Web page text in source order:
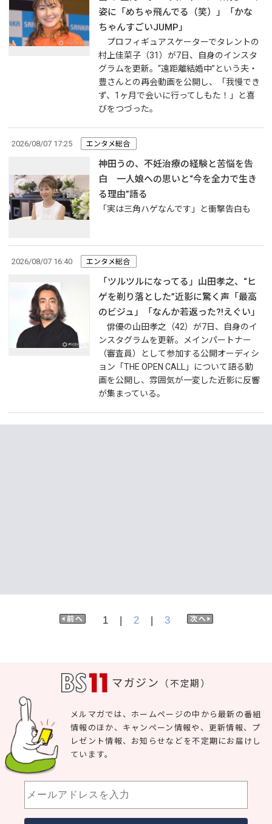
姿に「めちゃ飛んでる（笑）」「かな
ちゃんすごいJUMP」
プロフィギュアスケーターでタレントの
村上佳菜子（31）が7日、自身のインスタ
グラムを更新。“遠距離結婚中”という夫・
豊さんとの再会動画を公開し、「我慢でき
ず、1ヶ月で会いに行ってしもた！」と喜
びをつづった。
2026/08/07 17:25 エンタメ総合
神田うの、不妊治療の経験と苦悩を告
白 一人娘への思いと“今を全力で生き
る理由”語る
「実は三角ハゲなんです」と衝撃告白も
2026/08/07 16:40 エンタメ総合
「ツルツルになってる」山田孝之、“ヒ
ゲを剃り落とした”近影に驚く声「最高
のビジュ」「なんか若返った?!えぐい」
俳優の山田孝之（42）が7日、自身のイ
ンスタグラムを更新。メインパートナー
（審査員）として参加する公開オーディシ
ョン「THE OPEN CALL」について語る動
画を公開し、雰囲気が一変した近影に反響
が集まっている。
1 | 2 | 3
マガジン （不定期）
メルマガでは、ホームページの中から最新の番組
情報のほか、キャンペーン情報や、更新情報、プ
レゼント情報、お知らせなどを不定期にお届けし
ています。